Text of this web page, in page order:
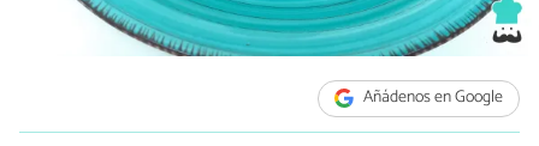
Añádenos en Google